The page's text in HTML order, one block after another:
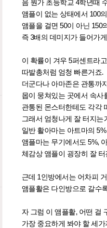
음 뭔가 초등학교 4학년때
앰플이 없는 상태에서 100
앰플을 걸면 50이 아닌 150
즉 3배의 데미지가 들어가
이 확률이 겨우 5퍼센트라
따발총처럼 엄청 빠른거죠.
더군다나 아마존은 관통까
몹이 뭉쳐있는 곳에서 속사
관통된 몬스터한테도 각각
그래서 엄청나게 잘 터지는
일반 활아마는 아트마의
앰플마는 무기에서도 5%,
체감상 앰플이 굉장히 잘
근데 1인방에서는 어차피
앰플활은 다인방으로 갈수
자 그럼 이 앰플활, 어떤 걸
가장 중요하게 봐야 할 세